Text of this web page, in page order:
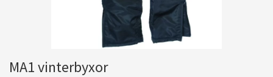
MA1 vinterbyxor